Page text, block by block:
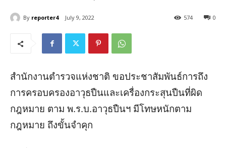
By reporter4 July 9, 2022 0
574
สำนักงานตำรวจแห่งชาติ ขอประชาสัมพันธ์การถึง
การครอบครองอาวุธปืนและเครื่องกระสุนปืนที่ผิด
กฎหมาย ตาม พ.ร.บ.อาวุธปืนฯ มีโทษหนักตาม
กฎหมาย ถึงขั้นจำคุก